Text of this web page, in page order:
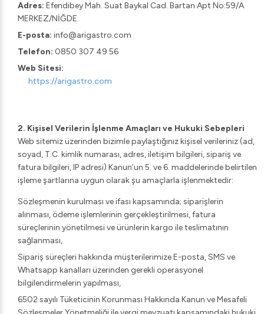
Adres: Efendibey Mah. Suat Baykal Cad. Bartan Apt No:59/A
MERKEZ/NİĞDE
E-posta: info@arigastro.com
Telefon: 0850 307 49 56
Web Sitesi:
https://arigastro.com
2. Kişisel Verilerin İşlenme Amaçları ve Hukuki Sebepleri
Web sitemiz üzerinden bizimle paylaştığınız kişisel verileriniz (ad,
soyad, T.C. kimlik numarası, adres, iletişim bilgileri, sipariş ve
fatura bilgileri, IP adresi) Kanun’un 5. ve 6. maddelerinde belirtilen
işleme şartlarına uygun olarak şu amaçlarla işlenmektedir:
Sözleşmenin kurulması ve ifası kapsamında; siparişlerin
alınması, ödeme işlemlerinin gerçekleştirilmesi, fatura
süreçlerinin yönetilmesi ve ürünlerin kargo ile teslimatının
sağlanması,
Sipariş süreçleri hakkında müşterilerimize E-posta, SMS ve
Whatsapp kanalları üzerinden gerekli operasyonel
bilgilendirmelerin yapılması,
6502 sayılı Tüketicinin Korunması Hakkında Kanun ve Mesafeli